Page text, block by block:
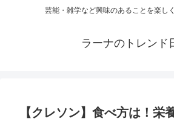
芸能・雑学など興味のあることを楽し
ラーナのトレンド
【クレソン】食べ方は！栄